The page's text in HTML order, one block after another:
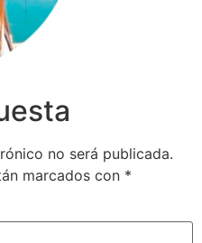
no será publicada.
marcados con *